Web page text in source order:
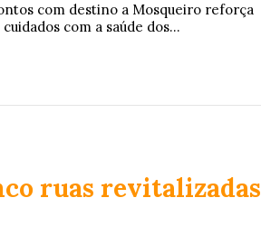
com destino a Mosqueiro reforça
com a saúde dos...
ruas revitalizadas